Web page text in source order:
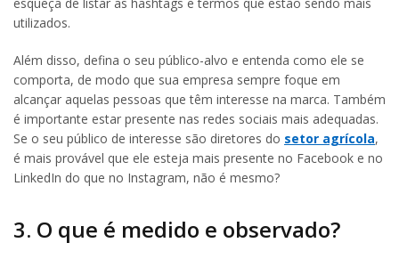
utilizados.
Além disso, defina o seu público-alvo e entenda como ele se
comporta, de modo que sua empresa sempre foque em
alcançar aquelas pessoas que têm interesse na marca. Também
é importante estar presente nas redes sociais mais adequadas.
Se o seu público de interesse são diretores do setor agrícola,
é mais provável que ele esteja mais presente no Facebook e no
LinkedIn do que no Instagram, não é mesmo?
3. O que é medido e observado?